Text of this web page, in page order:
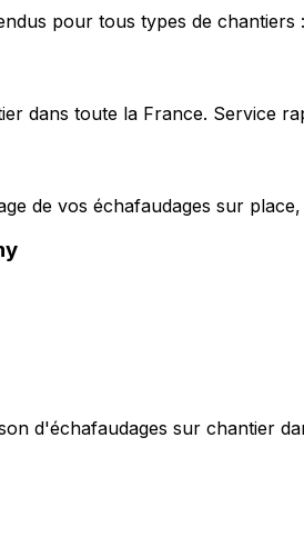
pour tous types de
dans toute la France. Service
de vos échafaudages sur
d'échafaudages sur chantier